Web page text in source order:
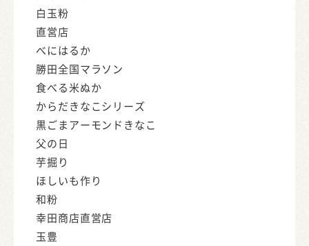
白玉粉
直営店
べにはるか
勝田全国マラソン
食べる米ぬか
からだきなこシリーズ
黒ごまアーモンドきなこ
父の日
芋掘り
ほしいも作り
和粉
幸田商店直営店
玉豊